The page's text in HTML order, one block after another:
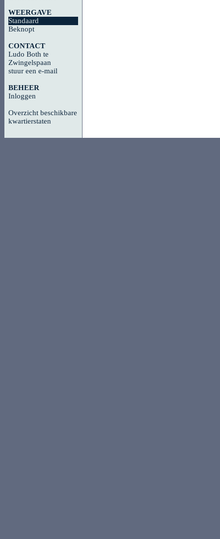
WEERGAVE
Standaard
Beknopt
CONTACT
Ludo Both te
Zwingelspaan
stuur een e-mail
BEHEER
Inloggen
Overzicht beschikbare
kwartierstaten